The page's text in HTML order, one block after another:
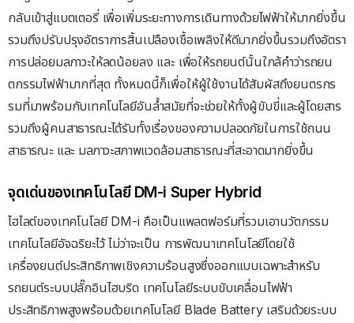
กลับเข้าสู่แบตเตอรี่ เพื่อเพิ่มระยะทางการเดินทางด้วยไฟฟ้าให้มากยิ่งขึ้น
รวมถึงปรับปรุงอัตราการสิ้นเปลืองเชื้อเพลิงให้ดีมากยิ่งขึ้นรวมถึงอัตรา
การปล่อยมลภาวะให้ลดน้อยลง และ เพื่อให้รถยนต์นั้นใกล้คำว่ารถยน
ตกรรมไฟฟ้ามากที่สุด ทั้งหมดนี้ก็เพื่อให้ผู้ใช้งานได้สัมผัสถึงยนตรกร
รมที่มาพร้อมกับเทคโนโลยีอันล้ำสมัยที่จะช่วยให้ทั้งผู้ขับขี่และผู้โดยสาร
รวมถึงผู้คนสาธารณะได้รับทั้งเรื่องของความปลอดภัยในการใช้ถนน
สาธารณะ และ มลภาวะสภาพแวดล้อมสาธารณะที่สะอาดมากยิ่งขึ้น
จุดเด่นของเทคโนโลยี DM-i Super Hybrid
ไฮไลต์ของเทคโนโลยี DM-i คือเป็นแพลตฟอร์มที่รวมเอานวัตกรรม
เทคโนโลยีอัจฉริยะไว้ ไม่ว่าจะเป็น การพัฒนาเทคโนโลยีโดยใช้
เครื่องยนต์ประสิทธิภาพเชิงความร้อนสูงซึ่งออกแบบเฉพาะสำหรับ
รถยนต์ระบบปลั๊กอินไฮบริด เทคโนโลยีระบบขับเคลื่อนไฟฟ้า
ประสิทธิภาพสูงพร้อมด้วยเทคโนโลยี Blade Battery เสริมด้วยระบบ